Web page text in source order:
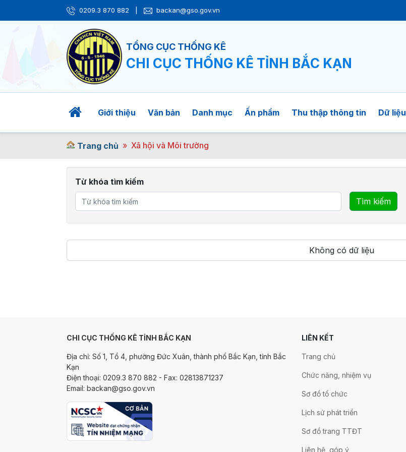
0209.3 870 882 backan@gso.gov.vn
TỔNG CỤC THỐNG KÊ
CHI CỤC THỐNG KÊ TỈNH BẮC KẠN
Giới thiệu Văn bản Danh mục Ấn phẩm Thu thập thông tin Dữ liệu
Trang chủ Xã hội và Môi trường
Từ khóa tìm kiếm
Tìm kiếm
Không có dữ liệu
CHI CỤC THỐNG KÊ TỈNH BẮC KẠN
Địa chỉ: Số 1, Tổ 4, phường Đức Xuân, thành phố Bắc Kạn, tỉnh Bắc
Kạn
Điện thoại: 0209.3 870 882 - Fax: 02813871237
Email: backan@gso.gov.vn
LIÊN KẾT
Trang chủ
Chức năng, nhiệm vụ
Sơ đồ tổ chức
Lịch sử phát triển
Sơ đồ trang TTĐT
Liên hệ, góp ý